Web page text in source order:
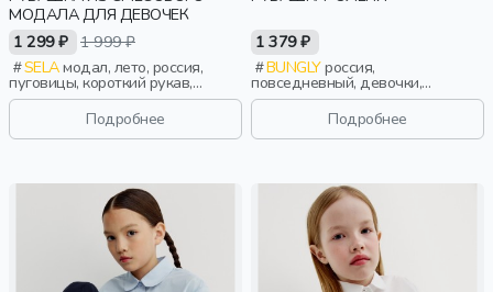
МОДАЛА ДЛЯ ДЕВОЧЕК
1 299 ₽ 1 999 ₽
SELAмодал, лето, россия,
пуговицы, короткий рукав,
прямые, короткие, застежка,
карман, воротник, девочки, дети
Подробнее
1 379 ₽
BUNGLYроссия,
повседневный, девочки,
малыши, дошкольники, дети
Подробнее